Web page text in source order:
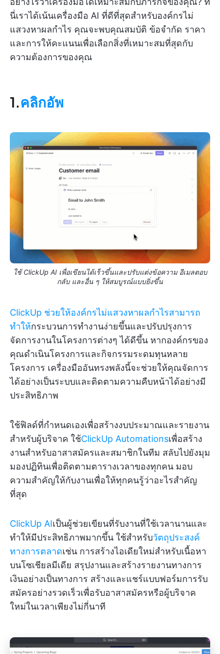
นี่เราได้เน้นเครื่องมือ AI ที่ดีที่สุดสำหรับองค์กรไม่
แสวงหาผลกำไร คุณจะพบคุณสมบัติ ข้อจำกัด ราคา
และการให้คะแนนเพื่อเลือกสิ่งที่เหมาะสมที่สุดกับ
ความต้องการของคุณ
1.คลิกอัพ
ใช้ ClickUp AI เพื่อเขียนได้เร็วขึ้นและปรับแต่งข้อความ อีเมลตอบ
กลับ และอื่น ๆ ให้สมบูรณ์แบบยิ่งขึ้น
ClickUp ช่วยให้องค์กรไม่แสวงหาผลกำไรสามารถ
ทำให้กระบวนการทำงานง่ายขึ้นและปรับปรุงการ
จัดการงานในโครงการต่างๆ ได้ดีขึ้น หากองค์กรของ
คุณดำเนินโครงการและกิจกรรมระดมทุนหลาย
โครงการ เครื่องมืออันทรงพลังนี้จะช่วยให้คุณจัดการ
ได้อย่างเป็นระบบและติดตามความคืบหน้าได้อย่างมี
ประสิทธิภาพ
ใช้ฟิลด์ที่กำหนดเองเพื่อสร้างงบประมาณและรายงาน
สำหรับผู้บริจาค ใช้ClickUp Automationsเพื่อสร้าง
งานสำหรับอาสาสมัครและสมาชิกในทีม สลับไปยังมุม
มองปฏิทินเพื่อติดตามตารางเวลาของทุกคน มอบ
ความสำคัญให้กับงานเพื่อให้ทุกคนรู้ว่าอะไรสำคัญ
ที่สุด
ClickUp AIเป็นผู้ช่วยเขียนที่รับงานที่ใช้เวลานานและ
ทำให้มีประสิทธิภาพมากขึ้น ใช้สำหรับวัตถุประสงค์
ทางการตลาดเช่น การสร้างไอเดียใหม่สำหรับเนื้อหา
บนโซเชียลมีเดีย สรุปงานและสร้างรายงานทางการ
เงินอย่างเป็นทางการ สร้างและแชร์แบบฟอร์มการรับ
สมัครอย่างรวดเร็วเพื่อรับอาสาสมัครหรือผู้บริจาค
ใหม่ในเวลาเพียงไม่กี่นาที